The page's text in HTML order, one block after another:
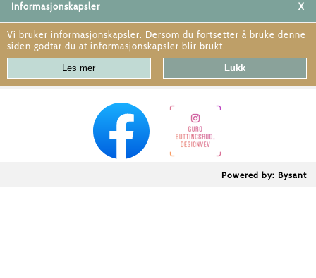
Informasjonskapsler X
Vi bruker informasjonskapsler. Dersom du fortsetter å bruke denne
siden godtar du at informasjonskapsler blir brukt.
Powered by: Bysant